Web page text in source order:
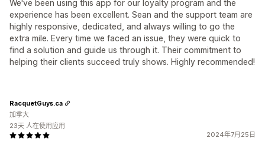
We've been using this app for our loyalty program and the
experience has been excellent. Sean and the support team are
highly responsive, dedicated, and always willing to go the
extra mile. Every time we faced an issue, they were quick to
find a solution and guide us through it. Their commitment to
helping their clients succeed truly shows. Highly recommended!
2024年7月25日
RacquetGuys.ca
加拿大
23天 人在使用应用